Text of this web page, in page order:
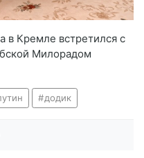
в Кремле встретился с
Милорадом
додик